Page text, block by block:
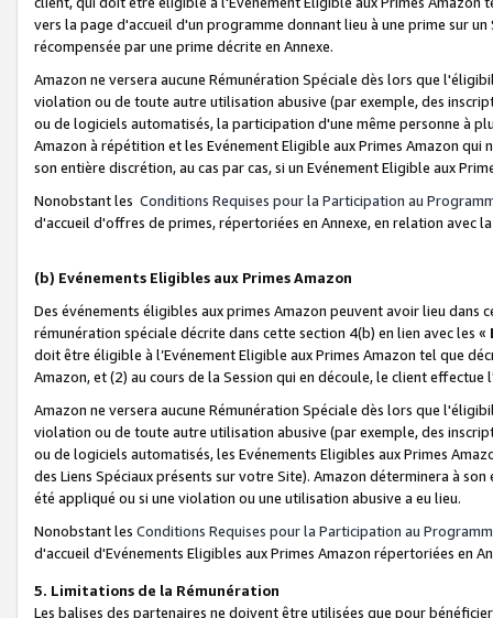
vers la page d'accueil d'un programme donnant lieu à une prime sur
récompensée par une prime décrite en Annexe.
Amazon ne versera aucune Rémunération Spéciale dès lors que
violation ou de toute autre utilisation abusive (par exemple, des
ou de logiciels automatisés, la participation d'une même personne à
Amazon à répétition et les Evénement Eligible aux Primes Amazon qui
son entière discrétion, au cas par cas, si un Evénement Eligible aux
Nonobstant les Conditions Requises pour la Participation au
d'accueil d'offres de primes, répertoriées en Annexe, en relation avec
(b) Evénements Eligibles aux Primes Amazon
Des événements éligibles aux primes Amazon peuvent avoir lieu dans
rémunération spéciale décrite dans cette section 4(b) en lien avec les «
doit être éligible à l’Evénement Eligible aux Primes Amazon tel que
Amazon, et (2) au cours de la Session qui en découle, le client
Amazon ne versera aucune Rémunération Spéciale dès lors que
violation ou de toute autre utilisation abusive (par exemple, des
ou de logiciels automatisés, les Evénements Eligibles aux Primes
des Liens Spéciaux présents sur votre Site). Amazon déterminera à
été appliqué ou si une violation ou une utilisation abusive a eu lieu.
Nonobstant les Conditions Requises pour la Participation au
d'accueil d'Evénements Eligibles aux Primes Amazon répertoriées en
5. Limitations de la Rémunération
Les balises des partenaires ne doivent être utilisées que pour